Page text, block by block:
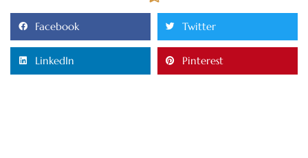
Facebook Twitter
LinkedIn Pinterest